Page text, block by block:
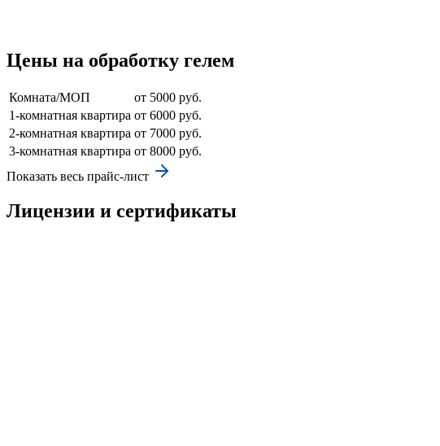
Цены на обработку гелем
Комната/МОП
от 5000 руб.
1-комнатная квартира от 6000 руб.
2-комнатная квартира от 7000 руб.
3-комнатная квартира от 8000 руб.
Показать весь прайс-лист
Лицензии и сертификаты